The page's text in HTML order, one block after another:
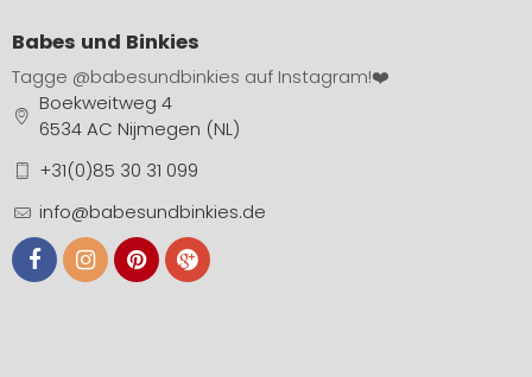
Babes und Binkies
Tagge @babesundbinkies auf Instagram!❤️
Boekweitweg 4
6534 AC Nijmegen (NL)
+31(0)85 30 31 099
info@babesundbinkies.de